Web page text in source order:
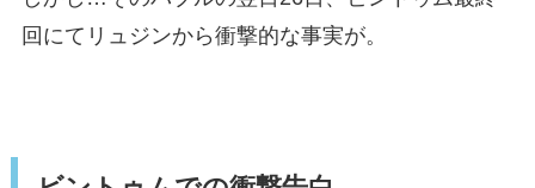
回にてリュジンから衝撃的な事実が。